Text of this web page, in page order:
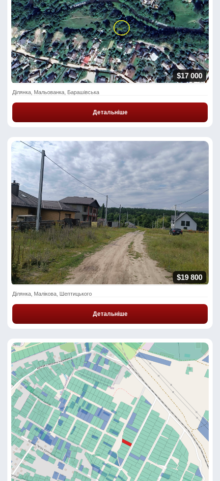
$17 000
Ділянка, Мальованка, Барашівська
Детальніше
$19 800
Ділянка, Малікова, Шептицького
Детальніше